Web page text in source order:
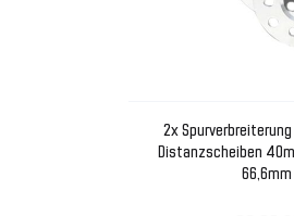
2x
Distanzscheiben
66,6mm